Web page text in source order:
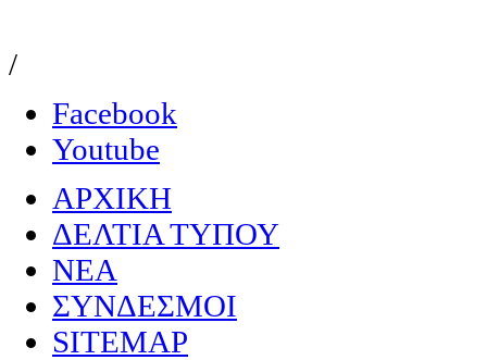
/
Facebook
Youtube
ΑΡΧΙΚΗ
ΔΕΛΤΙΑ ΤΥΠΟΥ
NEA
ΣΥΝΔΕΣΜΟΙ
SITEMAP